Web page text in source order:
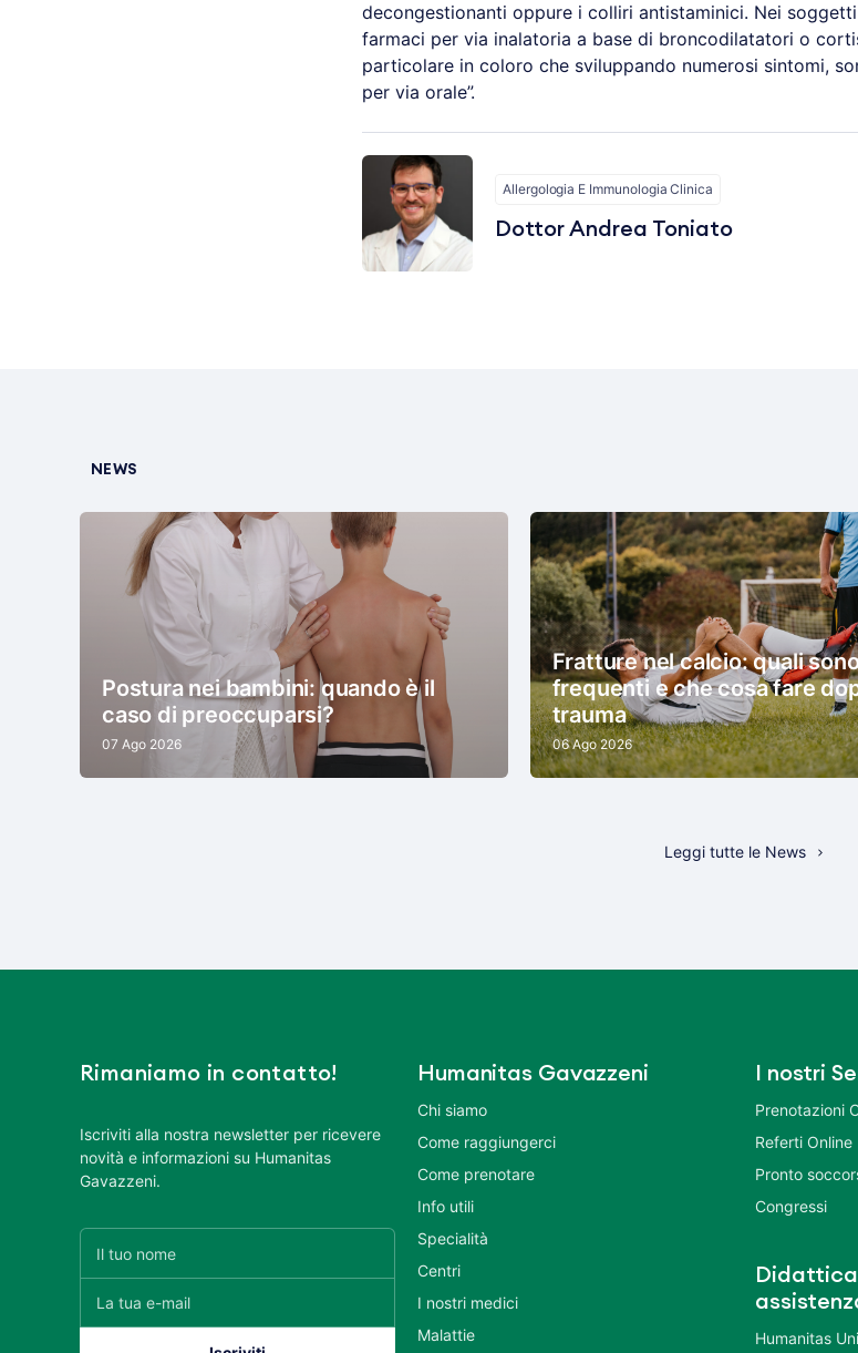
decongestionanti oppure i colliri antistaminici. Nei
farmaci per via inalatoria a base di broncodilatatori o
particolare in coloro che sviluppando numerosi sintomi,
per via orale”.
Allergologia E Immunologia Clinica
Dottor Andrea Toniato
NEWS
Postura nei bambini: quando è il
caso di preoccuparsi?
07 Ago 2026
Fratture nel calcio: quali
frequenti e che cosa fare
trauma
06 Ago 2026
Leggi tutte le News
Rimaniamo in contatto!
Iscriviti alla nostra newsletter per ricevere
novità e informazioni su Humanitas
Gavazzeni.
Humanitas Gavazzeni
Chi siamo
Come raggiungerci
Come prenotare
Info utili
Specialità
Centri
I nostri medici
Malattie
I nostri
Prenotazioni
Referti Online
Pronto
Congressi
Humanitas